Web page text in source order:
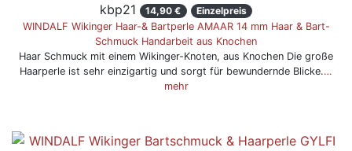
kbp21 14,90 €
Einzelpreis
WINDALF Wikinger Haar-& Bartperle AMAAR 14 mm Haar & Bart-
Schmuck Handarbeit aus Knochen
Haar Schmuck mit einem Wikinger-Knoten, aus Knochen Die große
Haarperle ist sehr einzigartig und sorgt für bewundernde Blicke.…
mehr